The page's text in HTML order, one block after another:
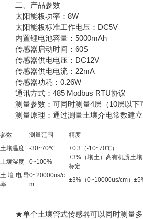
二、产品参数
太阳能板功率：8W
太阳能板标准工作电压：DC5V
内置锂电池容量：5000mAh
传感器启动时间：60S
传感器供电电压：DC12V
传感器供电电流：22mA
传感器功耗：0.26W
通讯方式：485 Modbus RTU协议
测量参数：可同时测量4层（10层以下
测量原理：通过测量土壤介电常数建立
参数 测量范围 精度
土壤温度
-30~70℃ ±0.3（-10~70℃）
土壤湿度
0~100%
±3%（壤土）高有机质土
标定
土壤电导
率
0~20000us/c
m
±3%（0~10000us/cm）
★单个土壤管式传感器可以同时测量多